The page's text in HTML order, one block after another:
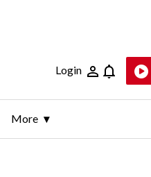
Login
More